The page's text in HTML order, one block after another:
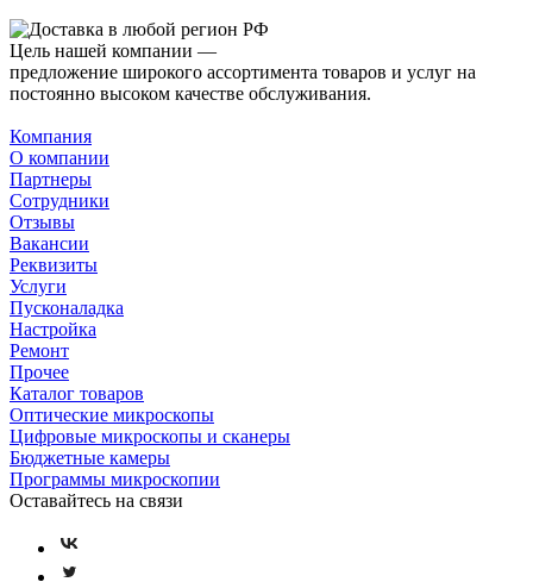
Цель нашей компании —
предложение широкого ассортимента товаров и услуг на
постоянно высоком качестве обслуживания.
Компания
О компании
Партнеры
Сотрудники
Отзывы
Вакансии
Реквизиты
Услуги
Пусконаладка
Настройка
Ремонт
Прочее
Каталог товаров
Оптические микроскопы
Цифровые микроскопы и сканеры
Бюджетные камеры
Программы микроскопии
Оставайтесь на связи